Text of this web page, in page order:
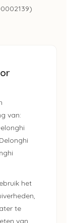
van:
het
te
van